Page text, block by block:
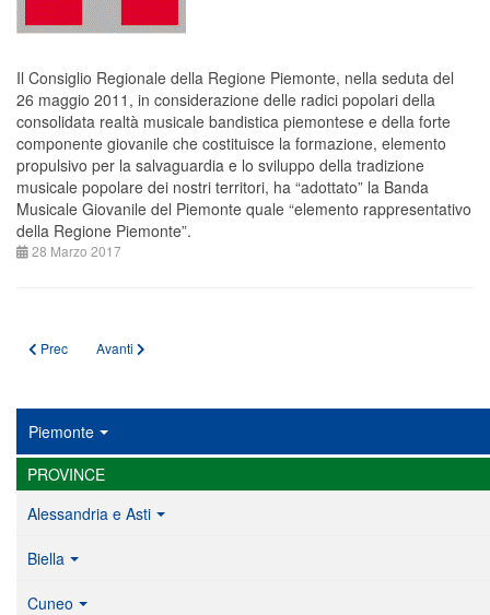
Il Consiglio Regionale della Regione Piemonte, nella seduta del
26 maggio 2011, in considerazione delle radici popolari della
consolidata realtà musicale bandistica piemontese e della forte
componente giovanile che costituisce la formazione, elemento
propulsivo per la salvaguardia e lo sviluppo della tradizione
musicale popolare dei nostri territori, ha “adottato” la Banda
Musicale Giovanile del Piemonte quale “elemento rappresentativo
della Regione Piemonte”.
28 Marzo 2017
Articolo precedente: LA BANDA MUSICALE GIOVANILE DEL PIEMONTE
Prec Articolo successivo: PRECISAZIONI DELLA SIAE
Avanti
Piemonte
PROVINCE
Alessandria e Asti
Biella
Cuneo